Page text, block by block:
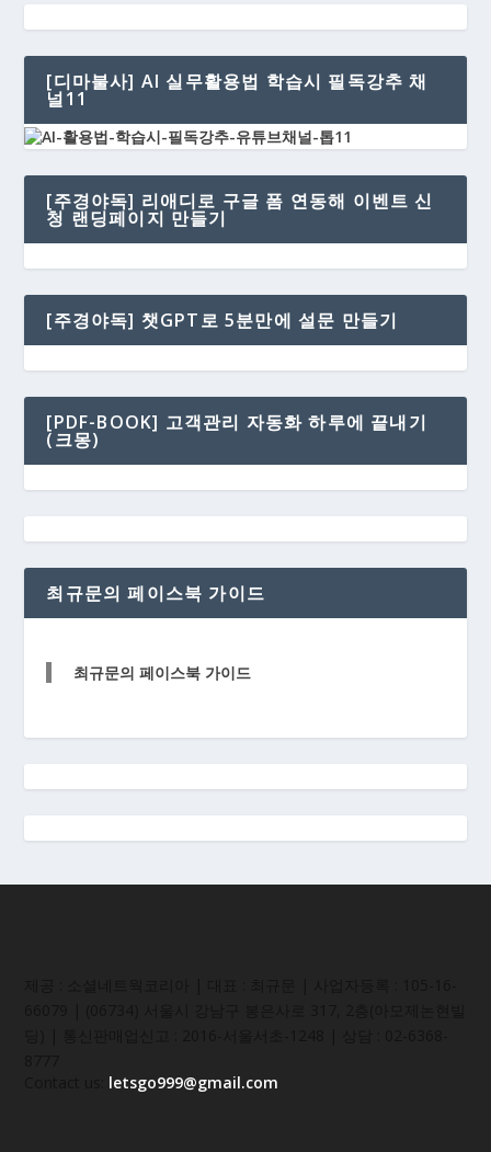
[디마불사] AI 실무활용법 학습시 필독강추 채
널11
[주경야독] 리애디로 구글 폼 연동해 이벤트 신
청 랜딩페이지 만들기
[주경야독] 챗GPT로 5분만에 설문 만들기
[PDF-BOOK] 고객관리 자동화 하루에 끝내기
(크몽)
최규문의 페이스북 가이드
최규문의 페이스북 가이드
letsgo999@gmail.com